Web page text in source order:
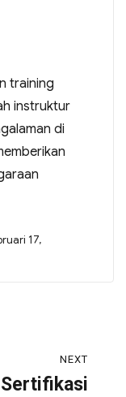
training
instruktur
di
17,
NEXT
Sertifikasi